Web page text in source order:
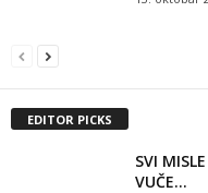
EDITOR PICKS
SVI
VUČE...